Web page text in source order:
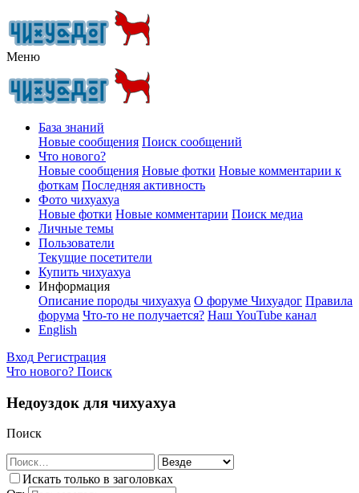
Меню
База знаний
Новые сообщения Поиск сообщений
Что нового?
Новые сообщения Новые фотки Новые комментарии к
фоткам Последняя активность
Фото чихуахуа
Новые фотки Новые комментарии Поиск медиа
Личные темы
Пользователи
Текущие посетители
Купить чихуахуа
Информация
Описание породы чихуахуа О форуме Чихуадог Правила
форума Что-то не получается? Наш YouTube канал
English
Вход Регистрация
Что нового? Поиск
Недоуздок для чихуахуа
Поиск
Искать только в заголовках